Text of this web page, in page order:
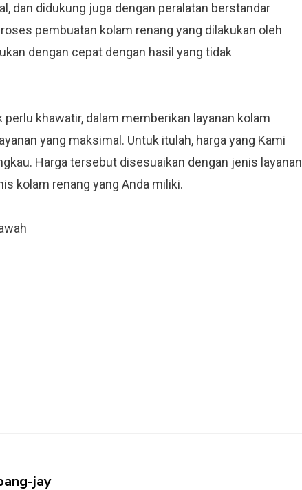
dan didukung juga dengan peralatan berstandar
pembuatan kolam renang yang dilakukan oleh
dengan cepat dengan hasil yang tidak
perlu khawatir, dalam memberikan layanan kolam
yang maksimal. Untuk itulah, harga yang Kami
Harga tersebut disesuaikan dengan jenis layanan
kolam renang yang Anda miliki.
jay